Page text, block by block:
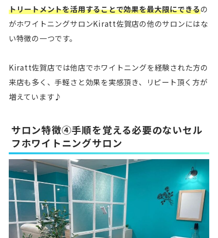
トリートメントを活用することで効果を最大限にできるの
がホワイトニングサロンKiratt佐賀店の他のサロンにはな
い特徴の一つです。
Kiratt佐賀店では他店でホワイトニングを経験された方の
来店も多く、手軽さと効果を実感頂き、リピート頂く方が
増えています♪
サロン特徴④手順を覚える必要のないセル
フホワイトニングサロン